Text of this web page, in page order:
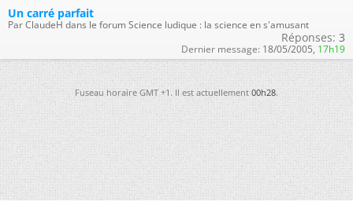
Un carré parfait
Par ClaudeH dans le forum Science ludique : la science en s'amusant
Réponses: 3
Dernier message: 18/05/2005, 17h19
Fuseau horaire GMT +1. Il est actuellement00h28.